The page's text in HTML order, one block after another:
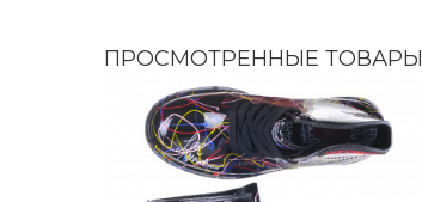
ПРОСМОТРЕННЫЕ ТОВАРЫ